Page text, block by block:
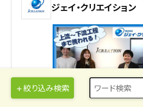
ジェイ・クリエイション
絞り込み検索